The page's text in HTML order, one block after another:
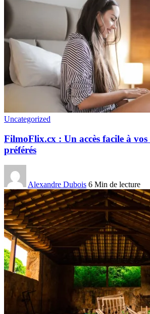
Uncategorized
FilmoFlix.cx : Un accès facile à vos
préférés
Alexandre Dubois 6 Min de lecture